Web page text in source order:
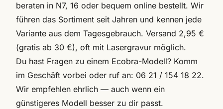
beraten in N7, 16 oder bequem online bestellt. Wir
führen das Sortiment seit Jahren und kennen jede
Variante aus dem Tagesgebrauch. Versand 2,95 €
(gratis ab 30 €), oft mit Lasergravur möglich.
Du hast Fragen zu einem Ecobra-Modell? Komm
im Geschäft vorbei oder ruf an: 06 21 / 154 18 22.
Wir empfehlen ehrlich — auch wenn ein
günstigeres Modell besser zu dir passt.